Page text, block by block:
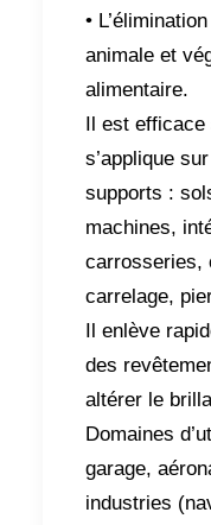
•
animale et
alimentaire.
Il est
s’applique
supports :
machines,
carrosseries,
carrelage,
Il enlève
des
altérer le
Domaines
garage,
industries